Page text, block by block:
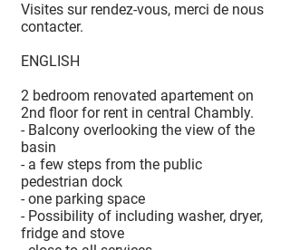
Visites sur rendez-vous, merci de nous
contacter.
ENGLISH
2 bedroom renovated apartement on
2nd floor for rent in central Chambly.
- Balcony overlooking the view of the
basin
- a few steps from the public
pedestrian dock
- one parking space
- Possibility of including washer, dryer,
fridge and stove